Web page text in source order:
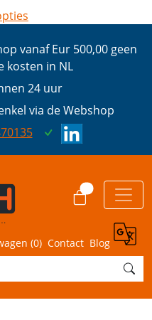
vanaf Eur 500,00 geen
kosten in NL
24 uur
via de Webshop
(0) Contact Blog
cookies